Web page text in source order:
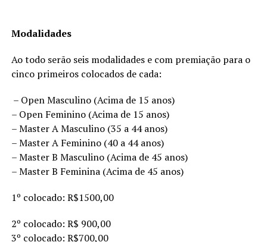
Modalidades
Ao todo serão seis modalidades e com premiação para o
cinco primeiros colocados de cada:
– Open Masculino (Acima de 15 anos)
– Open Feminino (Acima de 15 anos)
– Master A Masculino (35 a 44 anos)
– Master A Feminino (40 a 44 anos)
– Master B Masculino (Acima de 45 anos)
– Master B Feminina (Acima de 45 anos)
1º colocado: R$1500,00
2º colocado: R$ 900,00
3º colocado: R$700,00